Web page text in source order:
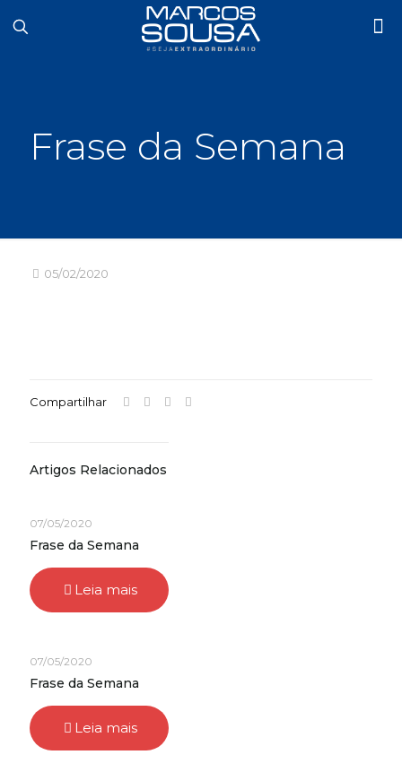
Frase da Semana
05/02/2020
Compartilhar
Artigos Relacionados
07/05/2020
Frase da Semana
Leia mais
07/05/2020
Frase da Semana
Leia mais